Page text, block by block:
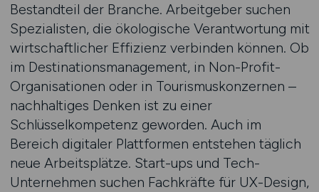
Bestandteil der Branche. Arbeitgeber suchen
Spezialisten, die ökologische Verantwortung mit
wirtschaftlicher Effizienz verbinden können. Ob
im Destinationsmanagement, in Non-Profit-
Organisationen oder in Tourismuskonzernen –
nachhaltiges Denken ist zu einer
Schlüsselkompetenz geworden. Auch im
Bereich digitaler Plattformen entstehen täglich
neue Arbeitsplätze. Start-ups und Tech-
Unternehmen suchen Fachkräfte für UX-Design,